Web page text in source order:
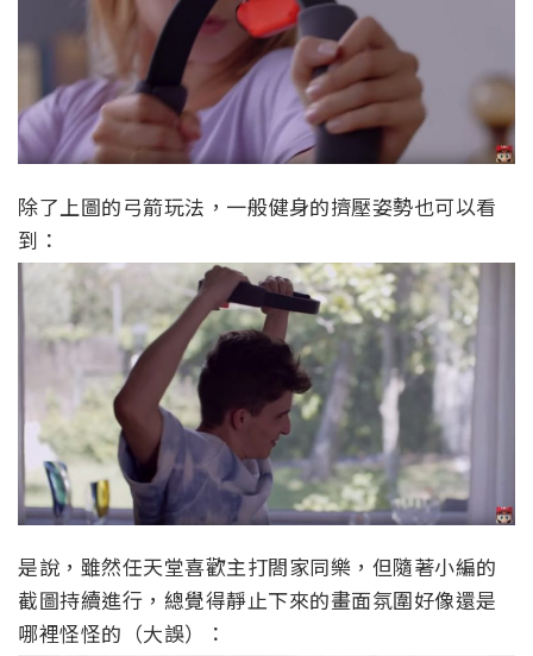
除了上圖的弓箭玩法，一般健身的擠壓姿勢也可以看
到：
是說，雖然任天堂喜歡主打閤家同樂，但隨著小編的
截圖持續進行，總覺得靜止下來的畫面氛圍好像還是
哪裡怪怪的（大誤）：